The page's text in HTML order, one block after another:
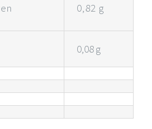
0,82 g
0,08 g